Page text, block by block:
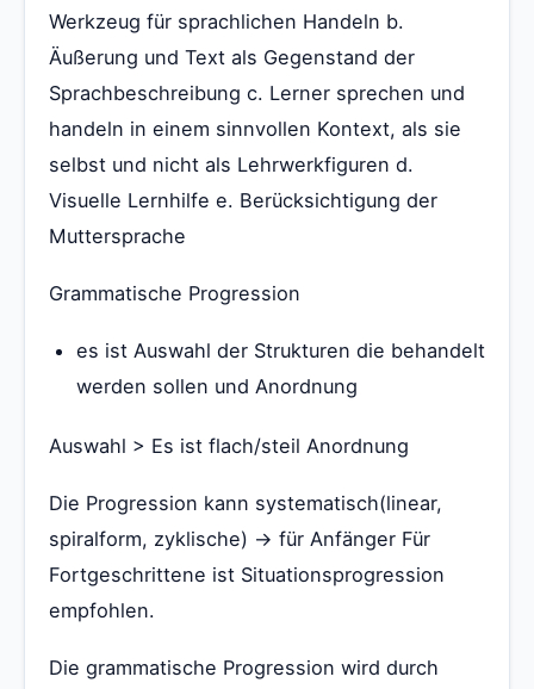
Werkzeug für sprachlichen Handeln b.
Äußerung und Text als Gegenstand der
Sprachbeschreibung c. Lerner sprechen und
handeln in einem sinnvollen Kontext, als sie
selbst und nicht als Lehrwerkfiguren d.
Visuelle Lernhilfe e. Berücksichtigung der
Muttersprache
Grammatische Progression
es ist Auswahl der Strukturen die behandelt
werden sollen und Anordnung
Auswahl > Es ist flach/steil Anordnung
Die Progression kann systematisch(linear,
spiralform, zyklische) -> für Anfänger Für
Fortgeschrittene ist Situationsprogression
empfohlen.
Die grammatische Progression wird durch